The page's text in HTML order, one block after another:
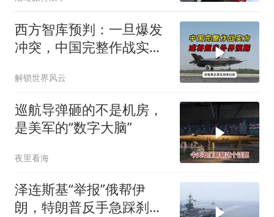
西方智库预判：一旦爆发
冲突，中国完整作战实力
解锁世界风云
巡航导弹砸的不是机房，
是美军的“数字大脑”
夜里看海
泽连斯基“举报”俄帮伊
朗，特朗普反手急踩刹